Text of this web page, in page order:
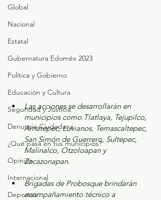
Global
Nacional
Estatal
Gubernatura Edoméx 2023
Política y Gobierno
Educación y Cultura
Seguridad y Justicia
Denuncia Ciudadana
¿Qué pasa en tus municipios?
Opinión
Internacional
Deportes
Las acciones se desarrollarán en
municipios como Tlatlaya, Tejupilco,
Amatepec, Luvianos, Temascaltepec,
San Simón de Guerrero, Sultepec,
Malinalco, Otzoloapan y
Zacazonapan.
Brigadas de Probosque brindarán
acompañamiento técnico a